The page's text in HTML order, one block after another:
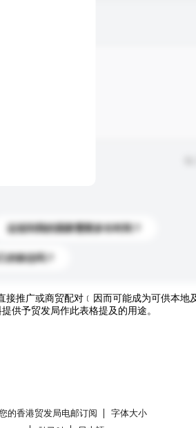
运送到我的国家需要多长时间？
的标志吗？
推广或商贸配对﹝因而可能成为可供本地
供予贸发局作此表格提及的用途。
的香港贸发局电邮订阅
字体大小